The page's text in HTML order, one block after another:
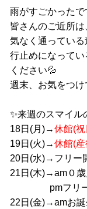
雨がすごかったで
皆さんのご近所
気なく通ってい
行止めになって
ください💦
週末、お気をつ
✨来週のスマイル
18日(月)→休館(祝
19日(火)→休館(
20日(水)→フリー
21日(木)→am０
pmフリー開
22日(金)→amお誕